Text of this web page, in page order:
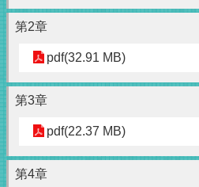
第2章
pdf(32.91 MB)
第3章
pdf(22.37 MB)
第4章